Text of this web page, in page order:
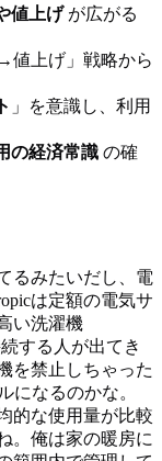
値上げが広がる
値上げ」戦略から
」を意識し、利用
の経済常識 の確
るみたいだし、電
は定額の電気サ
い洗濯機
する人が出てき
を禁止しちゃった
なるのかな。
的な使用量が比較
。俺は家の暖房に